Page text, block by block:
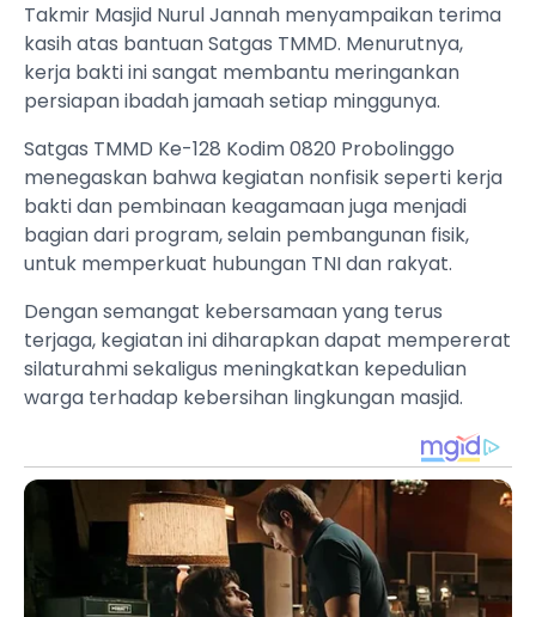
Takmir Masjid Nurul Jannah menyampaikan terima
kasih atas bantuan Satgas TMMD. Menurutnya,
kerja bakti ini sangat membantu meringankan
persiapan ibadah jamaah setiap minggunya.
Satgas TMMD Ke-128 Kodim 0820 Probolinggo
menegaskan bahwa kegiatan nonfisik seperti kerja
bakti dan pembinaan keagamaan juga menjadi
bagian dari program, selain pembangunan fisik,
untuk memperkuat hubungan TNI dan rakyat.
Dengan semangat kebersamaan yang terus
terjaga, kegiatan ini diharapkan dapat mempererat
silaturahmi sekaligus meningkatkan kepedulian
warga terhadap kebersihan lingkungan masjid.